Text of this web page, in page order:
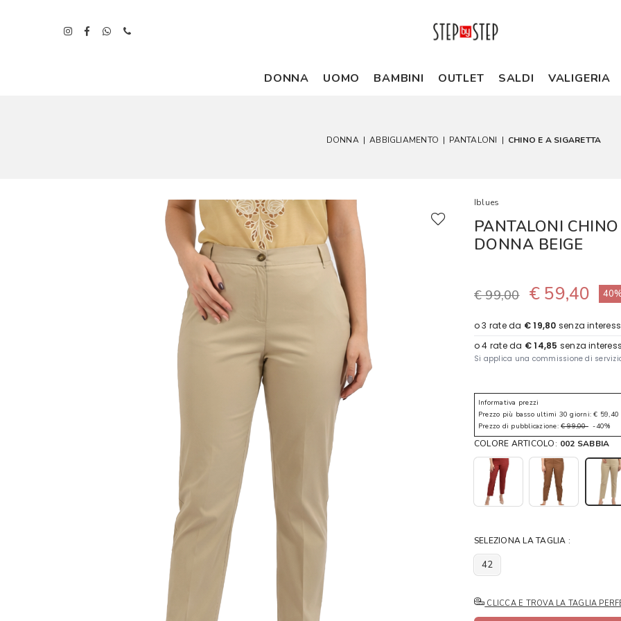
DONNA UOMO BAMBINI OUTLET SALDI VALIGERIA
DONNA | ABBIGLIAMENTO | PANTALONI | CHINO E A SIGARETTA
Iblues
PANTALONI
DONNA BEIGE
€ 99,00 € 59,40
Informativa prezzi
Prezzo più basso ultimi 30 giorni: € 59,40
Prezzo di pubblicazione: € 99,00-40%
COLORE ARTICOLO: 002 SABBIA
SELEZIONA LA TAGLIA :
42
CLICCA E TROVA LA TAGLIA